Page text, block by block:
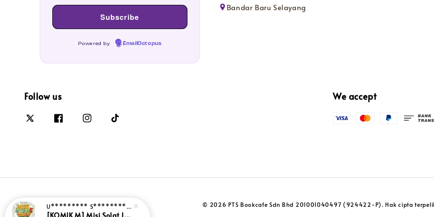
Powered by EmailOctopus
Bandar Baru Selayang
Follow us We accept
© 2026 PTS Bookcafe Sdn Bhd 201001040497 (924422-P). Hak cipta